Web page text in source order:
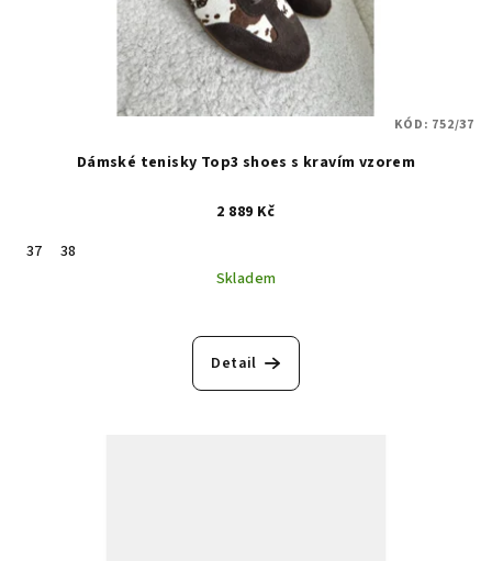
Dámské tenisky Top3 shoes s kravím vzorem
2 889 Kč
37
38
Skladem
Detail
KÓD: 752/37